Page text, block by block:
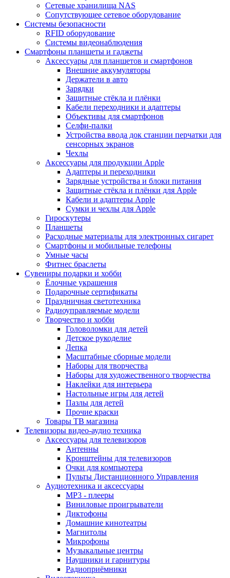
Сетевые хранилища NAS
Сопутствующее сетевое оборудование
Системы безопасности
RFID оборудование
Системы видеонаблюдения
Смартфоны планшеты и гаджеты
Аксессуары для планшетов и смартфонов
Внешние аккумуляторы
Держатели в авто
Зарядки
Защитные стёкла и плёнки
Кабели переходники и адаптеры
Объективы для смартфонов
Селфи-палки
Устройства ввода док станции перчатки для
сенсорных экранов
Чехлы
Аксессуары для продукции Apple
Адаптеры и переходники
Зарядные устройства и блоки питания
Защитные стёкла и плёнки для Apple
Кабели и адаптеры Apple
Сумки и чехлы для Apple
Гироскутеры
Планшеты
Расходные материалы для электронных сигарет
Смартфоны и мобильные телефоны
Умные часы
Фитнес браслеты
Сувениры подарки и хобби
Ёлочные украшения
Подарочные сертификаты
Праздничная светотехника
Радиоуправляемые модели
Творчество и хобби
Головоломки для детей
Детское рукоделие
Лепка
Масштабные сборные модели
Наборы для творчества
Наборы для художественного творчества
Наклейки для интерьера
Настольные игры для детей
Пазлы для детей
Прочие краски
Товары ТВ магазина
Телевизоры видео-аудио техника
Аксессуары для телевизоров
Антенны
Кронштейны для телевизоров
Очки для компьютера
Пульты Дистанционного Управления
Аудиотехника и аксессуары
MP3 - плееры
Виниловые проигрыватели
Диктофоны
Домашние кинотеатры
Магнитолы
Микрофоны
Музыкальные центры
Наушники и гарнитуры
Радиоприёмники